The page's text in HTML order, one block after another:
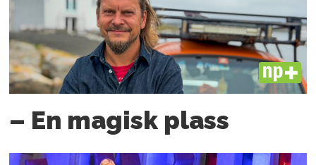
PLUS
– En magisk plass